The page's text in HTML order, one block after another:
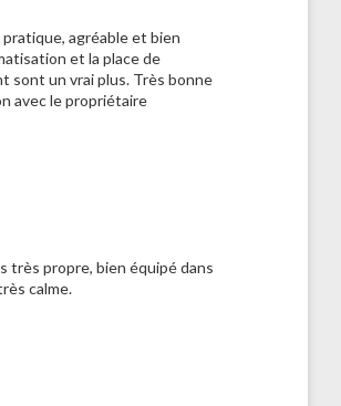
agréable et bien
et la place de
sont un vrai plus. Très bonne
avec le propriétaire
très propre, bien équipé dans
calme.